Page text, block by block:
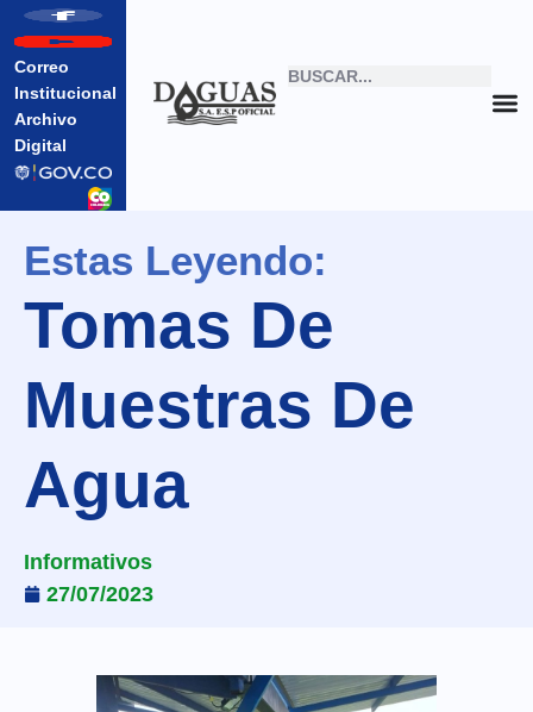
Correo
Institucional
Archivo
Digital
Estas Leyendo:
Tomas De
Muestras De
Agua
Informativos
27/07/2023